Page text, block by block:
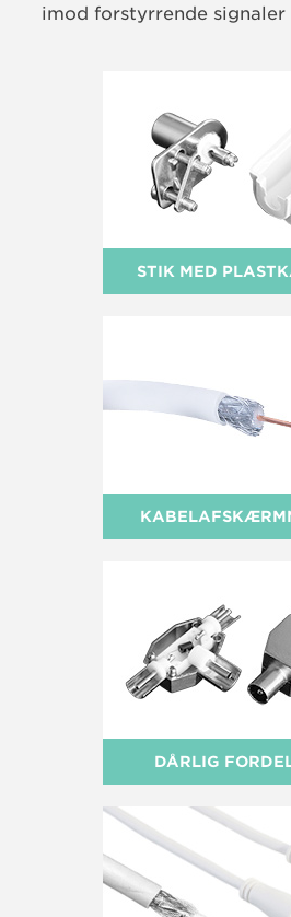
imod forstyrrende
STIK MED
DÅRLIG